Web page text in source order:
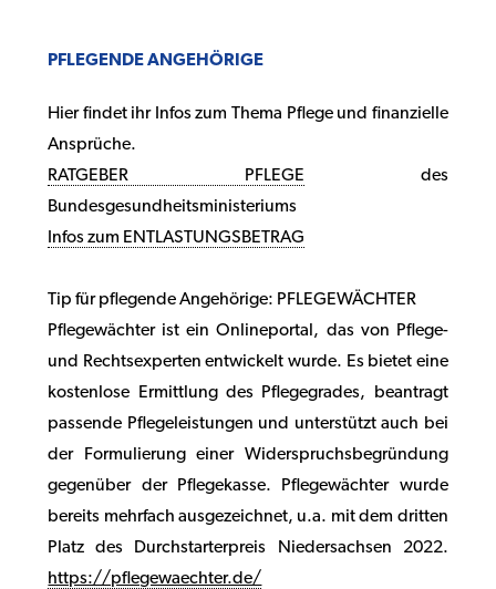
PFLEGENDE ANGEHÖRIGE
Hier findet ihr Infos zum Thema Pflege und finanzielle
Ansprüche.
RATGEBER PFLEGE des
Bundesgesundheitsministeriums
Infos zum ENTLASTUNGSBETRAG
Tip für pflegende Angehörige: PFLEGEWÄCHTER
Pflegewächter ist ein Onlineportal, das von Pflege-
und Rechtsexperten entwickelt wurde. Es bietet eine
kostenlose Ermittlung des Pflegegrades, beantragt
passende Pflegeleistungen und unterstützt auch bei
der Formulierung einer Widerspruchsbegründung
gegenüber der Pflegekasse. Pflegewächter wurde
bereits mehrfach ausgezeichnet, u.a. mit dem dritten
Platz des Durchstarterpreis Niedersachsen 2022.
https://pflegewaechter.de/